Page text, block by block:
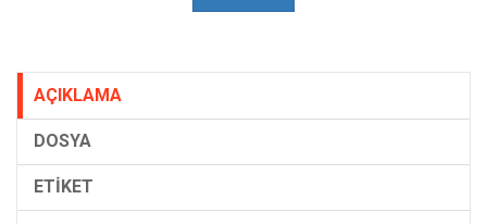
AÇIKLAMA
DOSYA
ETİKET